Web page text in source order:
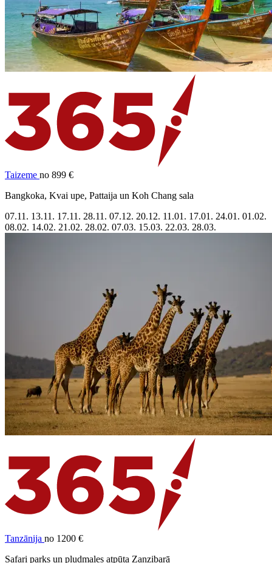
Taizeme no 899 €
Bangkoka, Kvai upe, Pattaija un Koh Chang sala
07.11. 13.11. 17.11. 28.11. 07.12. 20.12. 11.01. 17.01. 24.01. 01.02.
08.02. 14.02. 21.02. 28.02. 07.03. 15.03. 22.03. 28.03.
Tanzānija no 1200 €
Safari parks un pludmales atpūta Zanzibarā